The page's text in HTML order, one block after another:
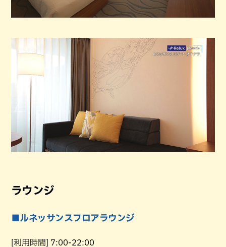
ラウンジ
■ルネッサンスフロアラウンジ
[利用時間] 7:00-22:00